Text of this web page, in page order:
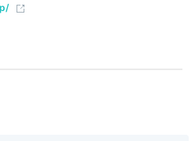
ネット利用可能